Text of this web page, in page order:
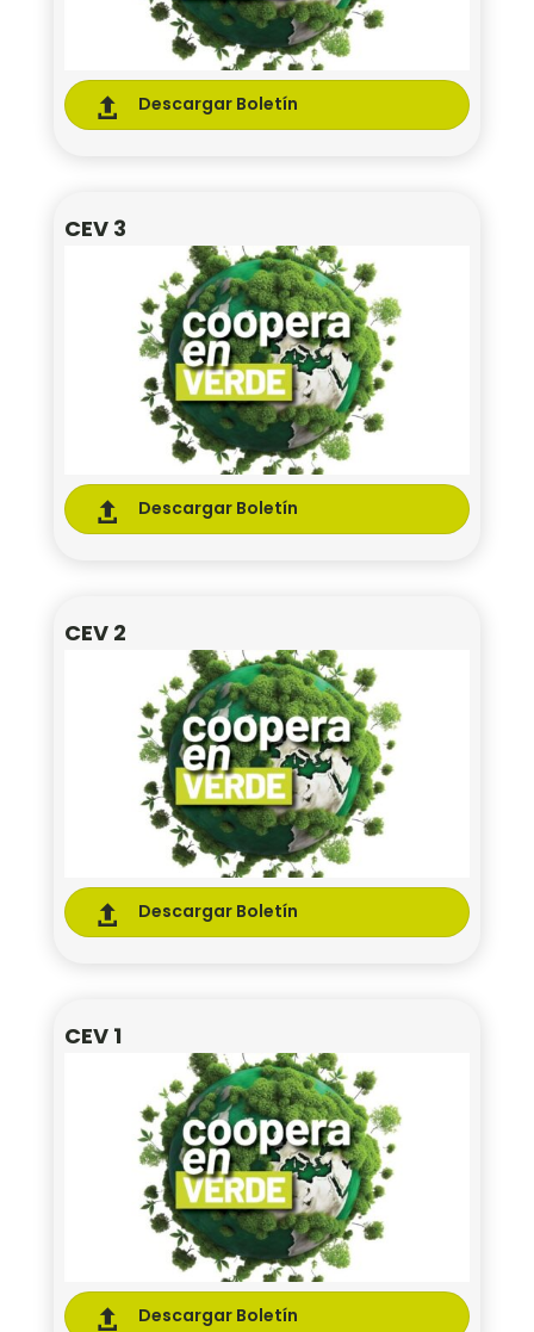
 Descargar Boletín
CEV 3
 Descargar Boletín
CEV 2
 Descargar Boletín
CEV 1
 Descargar Boletín